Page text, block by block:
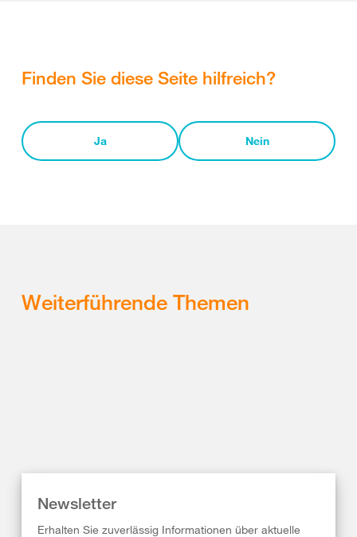
Finden Sie diese Seite hilfreich?
Ja Nein
Weiterführende Themen
Newsletter
Erhalten Sie zuverlässig Informationen über aktuelle